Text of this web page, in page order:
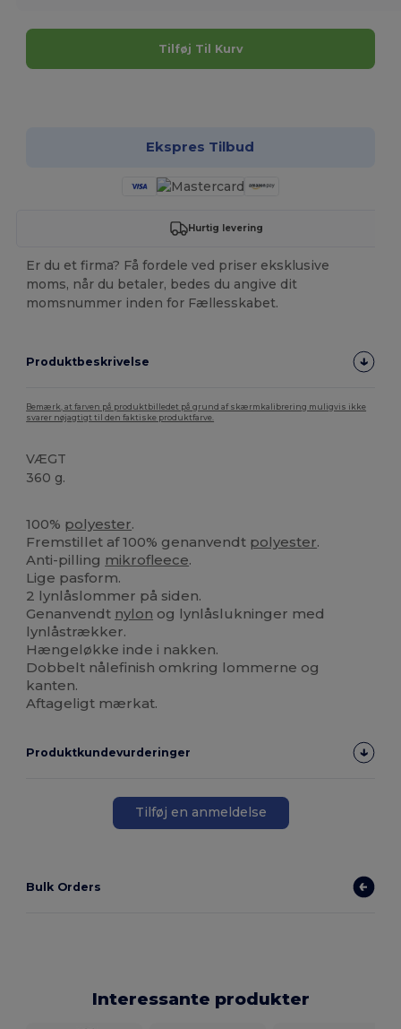
Tilføj Til Kurv
Ekspres Tilbud
Hurtig levering
Er du et firma? Få fordele ved priser eksklusive
moms, når du betaler, bedes du angive dit
momsnummer inden for Fællesskabet.
Produktbeskrivelse
Bemærk, at farven på produktbilledet på grund af skærmkalibrering muligvis ikke
svarer nøjagtigt til den faktiske produktfarve.
VÆGT
360 g.
100% polyester.
Fremstillet af 100% genanvendt polyester.
Anti-pilling mikrofleece.
Lige pasform.
2 lynlåslommer på siden.
Genanvendt nylon og lynlåslukninger med
lynlåstrækker.
Hængeløkke inde i nakken.
Dobbelt nålefinish omkring lommerne og
kanten.
Aftageligt mærkat.
Produktkundevurderinger
Tilføj en anmeldelse
Bulk Orders
Interessante produkter